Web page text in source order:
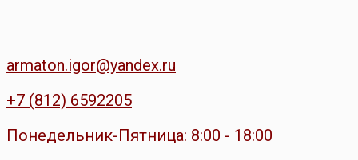
armaton.igor@yandex.ru
+7 (812) 6592205
Понедельник-Пятница: 8:00 - 18:00